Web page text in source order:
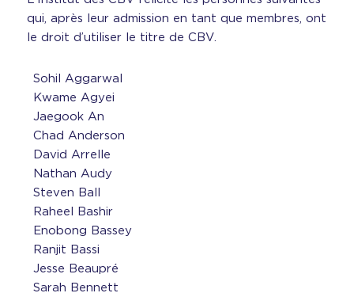
qui, après leur admission en tant que membres, ont
le droit d’utiliser le titre de CBV.
Sohil Aggarwal
Kwame Agyei
Jaegook An
Chad Anderson
David Arrelle
Nathan Audy
Steven Ball
Raheel Bashir
Enobong Bassey
Ranjit Bassi
Jesse Beaupré
Sarah Bennett